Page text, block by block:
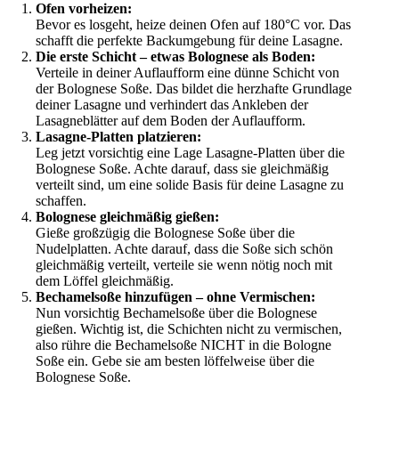
Ofen vorheizen:
Bevor es losgeht, heize deinen Ofen auf 180°C vor. Das
schafft die perfekte Backumgebung für deine Lasagne.
Die erste Schicht – etwas Bolognese als Boden:
Verteile in deiner Auflaufform eine dünne Schicht von
der Bolognese Soße. Das bildet die herzhafte Grundlage
deiner Lasagne und verhindert das Ankleben der
Lasagneblätter auf dem Boden der Auflaufform.
Lasagne-Platten platzieren:
Leg jetzt vorsichtig eine Lage Lasagne-Platten über die
Bolognese Soße. Achte darauf, dass sie gleichmäßig
verteilt sind, um eine solide Basis für deine Lasagne zu
schaffen.
Bolognese gleichmäßig gießen:
Gieße großzügig die Bolognese Soße über die
Nudelplatten. Achte darauf, dass die Soße sich schön
gleichmäßig verteilt, verteile sie wenn nötig noch mit
dem Löffel gleichmäßig.
Bechamelsoße hinzufügen – ohne Vermischen:
Nun vorsichtig Bechamelsoße über die Bolognese
gießen. Wichtig ist, die Schichten nicht zu vermischen,
also rühre die Bechamelsoße NICHT in die Bologne
Soße ein. Gebe sie am besten löffelweise über die
Bolognese Soße.